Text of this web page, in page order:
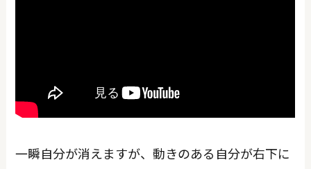
一瞬自分が消えますが、動きのある自分が右下に